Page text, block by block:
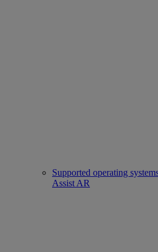
Supported operating
Assist AR